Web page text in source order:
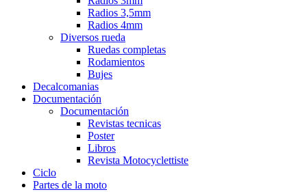
Radios 3,5mm
Radios 4mm
Diversos rueda
Ruedas completas
Rodamientos
Bujes
Decalcomanias
Documentación
Documentación
Revistas tecnicas
Poster
Libros
Revista Motocyclettiste
Ciclo
Partes de la moto